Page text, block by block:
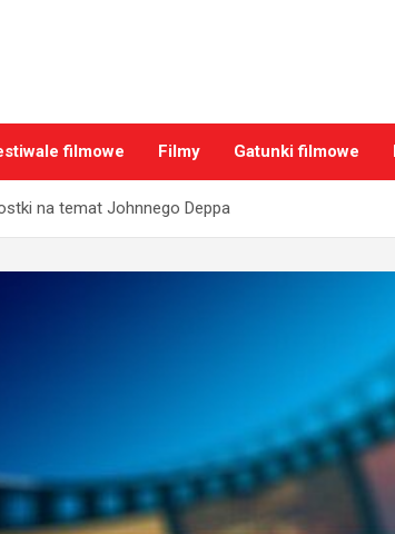
filmowe Filmy Gatunki filmowe
na temat Johnnego Deppa